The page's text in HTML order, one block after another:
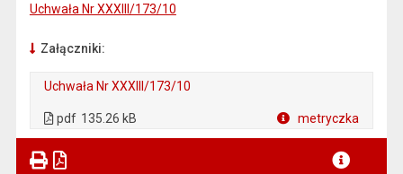
Uchwała Nr XXXIII/173/10
Załączniki:
Uchwała Nr XXXIII/173/10
pdf 135.26 kB metryczka